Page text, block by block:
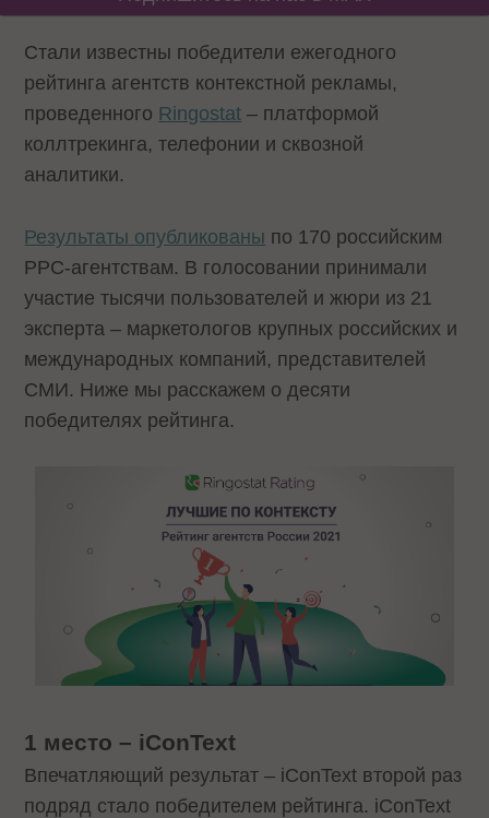
Стали известны победители ежегодного
рейтинга агентств контекстной рекламы,
проведенного Ringostat – платформой
коллтрекинга, телефонии и сквозной
аналитики.
Результаты опубликованы по 170 российским
PPC-агентствам. В голосовании принимали
участие тысячи пользователей и жюри из 21
эксперта – маркетологов крупных российских и
международных компаний, представителей
СМИ. Ниже мы расскажем о десяти
победителях рейтинга.
1 место – iConText
Впечатляющий результат – iConText второй раз
подряд стало победителем рейтинга. iConText